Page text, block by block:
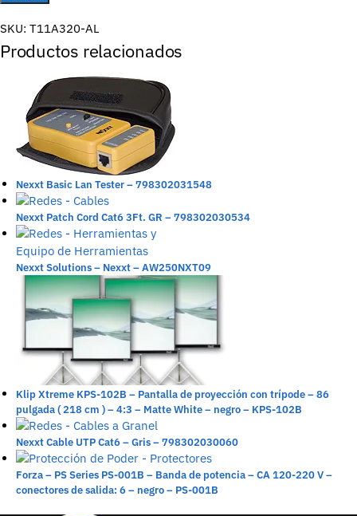
SKU: T11A320-AL
Productos relacionados
Nexxt Basic Lan Tester – 798302031548
Nexxt Patch Cord Cat6 3Ft. GR – 798302030534
Nexxt Solutions – Nexxt – AW250NXT09
Klip Xtreme KPS-102B – Pantalla de proyección con trípode – 86
pulgada ( 218 cm ) – 4:3 – Matte White – negro – KPS-102B
Nexxt Cable UTP Cat6 – Gris – 798302030060
Forza – PS Series PS-001B – Banda de potencia – CA 120-220 V –
conectores de salida: 6 – negro – PS-001B